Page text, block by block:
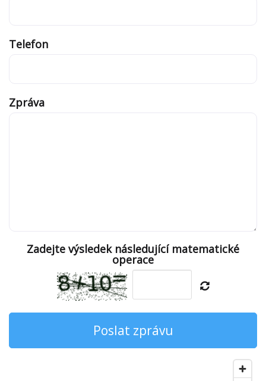
Telefon
Zpráva
Zadejte výsledek následující matematické
operace
Poslat zprávu